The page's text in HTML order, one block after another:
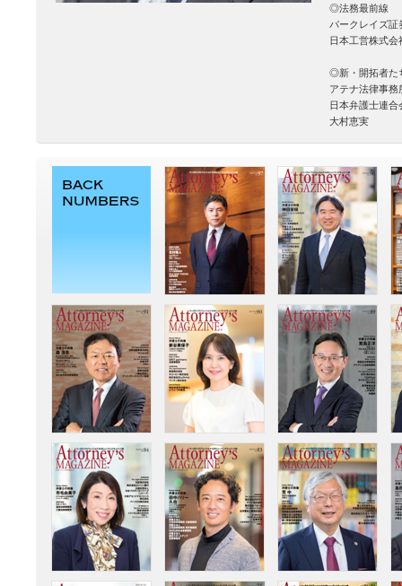
◎法務最前線
バークレイズ
日本工営株式
◎新・開拓者た
アテナ法律事
日本弁護士連
大村恵実